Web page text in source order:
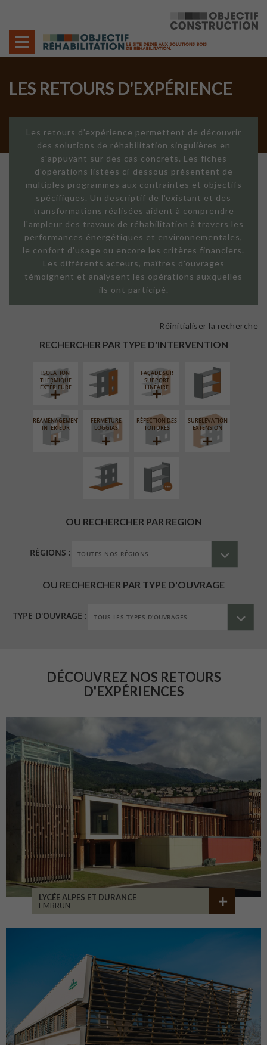
LES RETOURS D'EXPÉRIENCE
Les retours d'expérience permettent de découvrir
des solutions de réhabilitation singulières en
s'appuyant sur des cas concrets. Les fiches
d'opérations listées ci-dessous présentent de
multiples programmes aux contraintes et objectifs
spécifiques. Un descriptif de l'existant et des
transformations réalisées aident à comprendre
l'ampleur des travaux de réhabilitation à travers les
performances énergétiques et environnementales,
le confort d'usage ou encore les critères financiers.
Les différents acteurs, maîtres d'ouvrages
témoignent et analysent les opérations auxquelles
ils ont participé.
RECHERCHER PAR TYPE D'INTERVENTION
Réinitialiser la recherche
ISOLATION
THERMIQUE
EXTÉRIEURE
FAÇADE SUR
SUPPORT
LINÉAIRE
ISOLATION
INTÉRIEURE
RÉAMÉNAGEMENT
INTÉRIEUR
FERMETURE
LOGGIAS
RÉFECTION DES
TOITURES
SURÉLÉVATION
EXTENSION
AMÉNAGEMENT
EXTÉRIEUR
PROCÉDÉ
PARTICULIER
OU RECHERCHER PAR REGION
RÉGIONS :
OU RECHERCHER PAR TYPE D'OUVRAGE
TYPE D'OUVRAGE :
DÉCOUVREZ NOS RETOURS
D'EXPÉRIENCES
LYCÉE ALPES ET DURANCE
EMBRUN